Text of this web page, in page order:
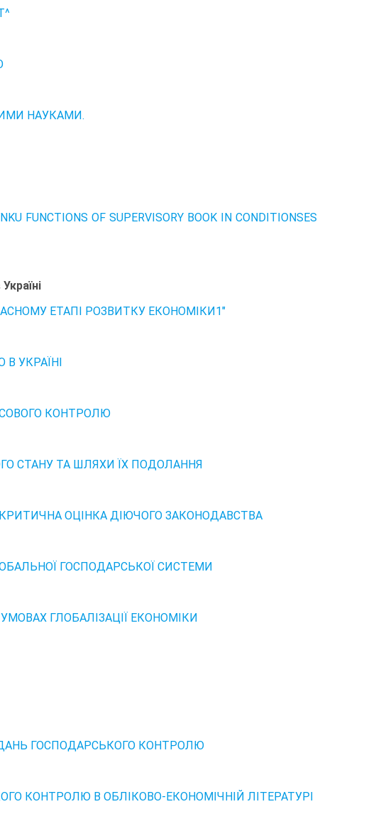
НАУКАМИ.
FUNCTIONS OF SUPERVISORY BOOK IN CONDITIONSES
ЕТАПІ РОЗВИТКУ ЕКОНОМІКИ1"
УКРАЇНІ
КОНТРОЛЮ
СТАНУ ТА ШЛЯХИ ЇХ ПОДОЛАННЯ
ОЦІНКА ДІЮЧОГО ЗАКОНОДАВСТВА
ГОСПОДАРСЬКОЇ СИСТЕМИ
ГЛОБАЛІЗАЦІЇ ЕКОНОМІКИ
ГОСПОДАРСЬКОГО КОНТРОЛЮ
КОНТРОЛЮ В ОБЛІКОВО-ЕКОНОМІЧНІЙ ЛІТЕРАТУРІ